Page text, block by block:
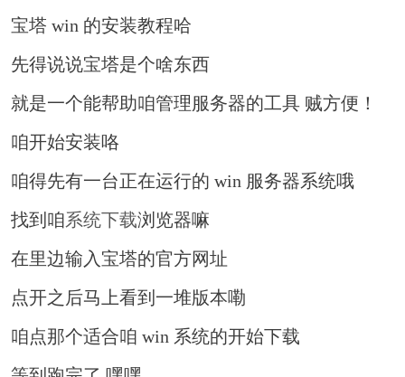
宝塔 win 的安装教程哈
先得说说宝塔是个啥东西
就是一个能帮助咱管理服务器的工具 贼方便！
咱开始安装咯
咱得先有一台正在运行的 win 服务器系统哦
找到咱系统下载浏览器嘛
在里边输入宝塔的官方网址
点开之后马上看到一堆版本嘞
咱点那个适合咱 win 系统的开始下载